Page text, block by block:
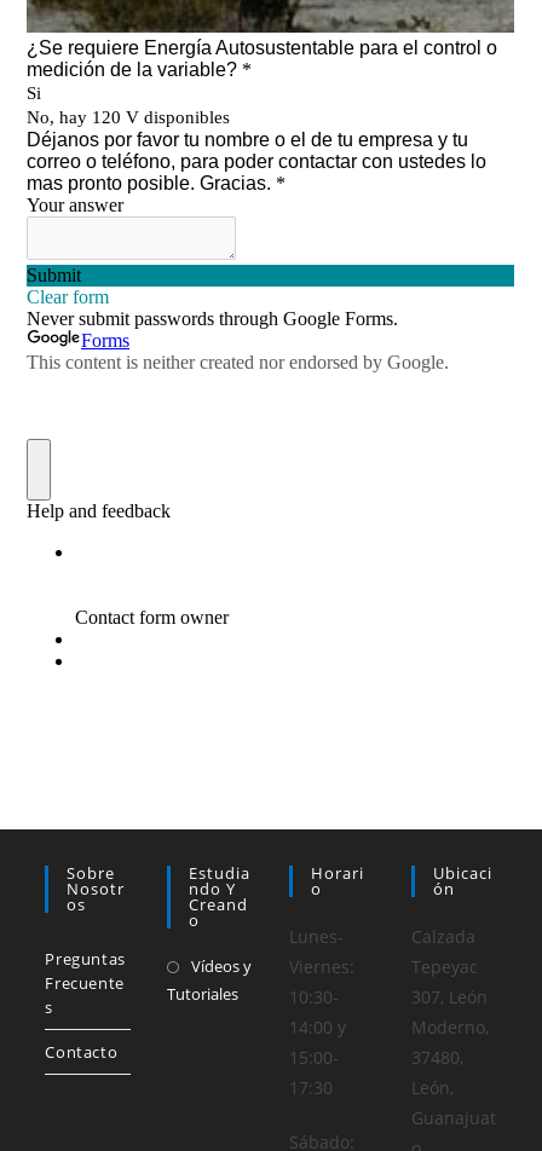
Sobre
Nosotr
Os
Preguntas
Frecuente
s
Contacto
Estudia
Ndo Y
Creand
O
Vídeos y
Tutoriales
Horari
O
Lunes-
Viernes:
10:30-
14:00 y
15:00-
17:30
Sábado:
Ubicaci
Ón
Calzada
Tepeyac
307, León
Moderno,
37480,
León,
Guanajuat